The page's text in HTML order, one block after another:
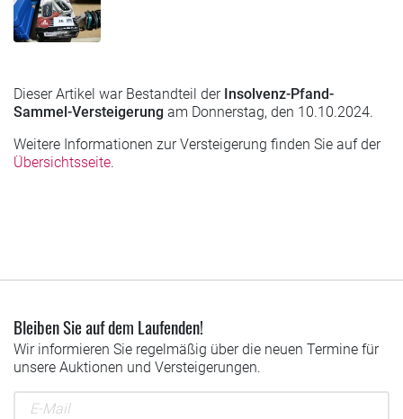
Dieser Artikel war Bestandteil der Insolvenz-Pfand-
Sammel-Versteigerung am Donnerstag, den 10.10.2024.
Weitere Informationen zur Versteigerung finden Sie auf der
Übersichtsseite.
Bleiben Sie auf dem Laufenden!
Wir informieren Sie regelmäßig über die neuen Termine für
unsere Auktionen und Versteigerungen.